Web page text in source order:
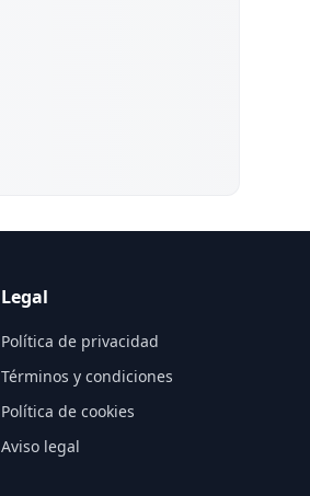
Legal
Política de privacidad
Términos y condiciones
Política de cookies
Aviso legal